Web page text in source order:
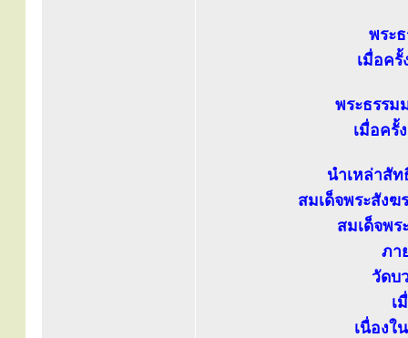
พระ
เมื่อค
พระธรร
เมื่อครั้
นำเหล่าสัท
สมเด็จพระสัง
สมเด็จพ
ภา
วัดบ
เ
เนื่องใ